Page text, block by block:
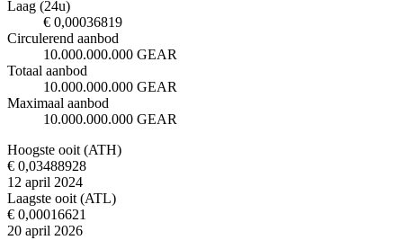
Laag (24u)
€ 0,00036819
Circulerend aanbod
10.000.000.000 GEAR
Totaal aanbod
10.000.000.000 GEAR
Maximaal aanbod
10.000.000.000 GEAR
Hoogste ooit (ATH)
€ 0,03488928
12 april 2024
Laagste ooit (ATL)
€ 0,00016621
20 april 2026